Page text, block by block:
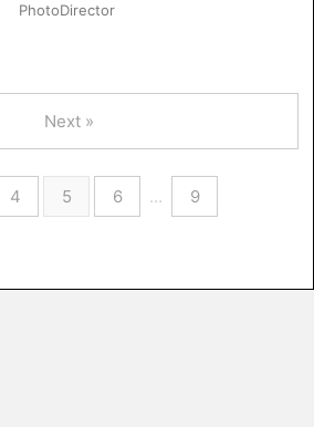
PhotoDirector
4 5 6 … 9
Next »